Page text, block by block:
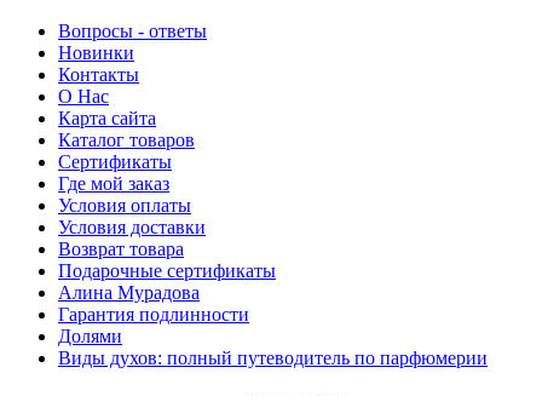
Вопросы - ответы
Новинки
Контакты
О Нас
Карта сайта
Каталог товаров
Сертификаты
Где мой заказ
Условия оплаты
Условия доставки
Возврат товара
Подарочные сертификаты
Алина Мурадова
Гарантия подлинности
Долями
Виды духов: полный путеводитель по парфюмерии